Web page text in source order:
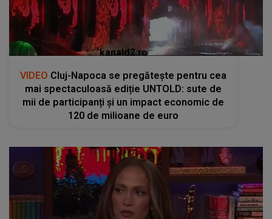
kanald2.ro
VIDEO Cluj-Napoca se pregătește pentru cea
mai spectaculoasă ediție UNTOLD: sute de
mii de participanți și un impact economic de
120 de milioane de euro